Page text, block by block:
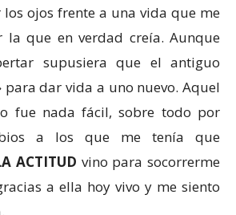
ojos frente a una vida que me
la que en verdad creía. Aunque
supusiera que el antiguo
para dar vida a uno nuevo. Aquel
fue nada fácil, sobre todo por
a los que me tenía que
ACTITUD vino para socorrerme
a ella hoy vivo y me siento